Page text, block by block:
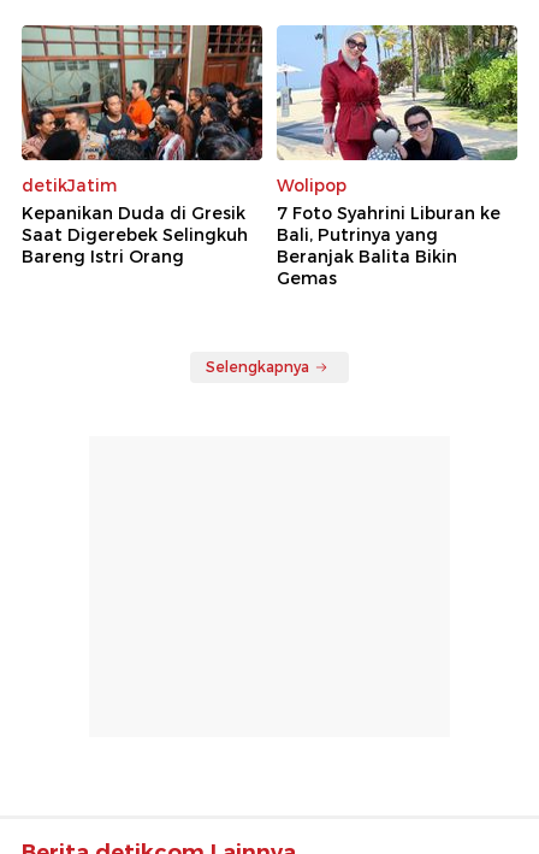
detikJatim
Kepanikan Duda di Gresik
Saat Digerebek Selingkuh
Bareng Istri Orang
Wolipop
7 Foto Syahrini Liburan ke
Bali, Putrinya yang
Beranjak Balita Bikin
Gemas
Selengkapnya